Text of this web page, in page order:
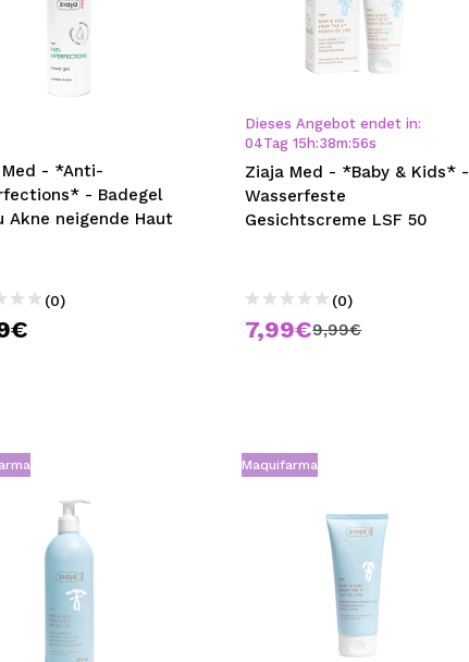
Med - *Anti-
- Badegel
Akne neigende Haut
(0)
Dieses Angebot endet in:
04Tag 15 h:38m:56s
Ziaja Med - *Baby & Kids* -
Wasserfeste
Gesichtscreme LSF 50
(0)
7,99€9,99€
Maquifarma